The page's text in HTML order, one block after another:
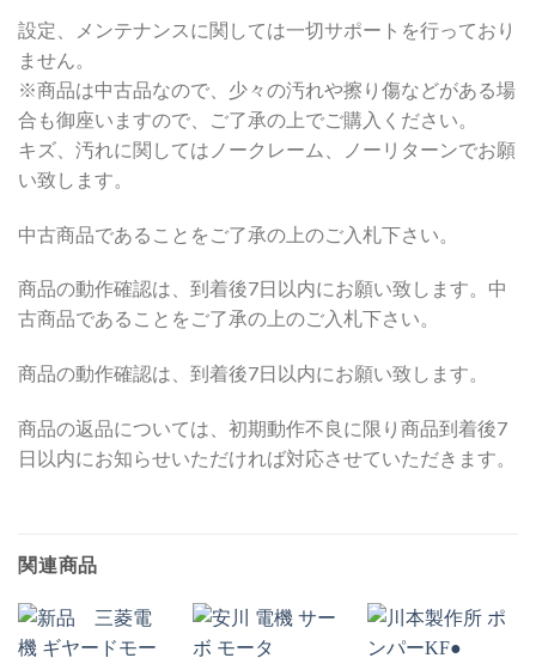
設定、メンテナンスに関しては一切サポートを行っており
ません。
※商品は中古品なので、少々の汚れや擦り傷などがある場
合も御座いますので、ご了承の上でご購入ください。
キズ、汚れに関してはノークレーム、ノーリターンでお願
い致します。
中古商品であることをご了承の上のご入札下さい。
商品の動作確認は、到着後7日以内にお願い致します。中
古商品であることをご了承の上のご入札下さい。
商品の動作確認は、到着後7日以内にお願い致します。
商品の返品については、初期動作不良に限り商品到着後7
日以内にお知らせいただければ対応させていただきます。
関連商品